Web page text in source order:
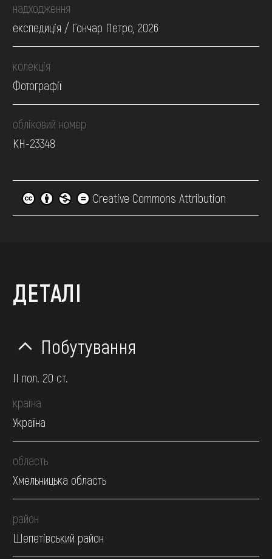
надходження
експедиція / Гончар Петро, 2026
колекція
Фотографії
обліковий номер
КН-23348
Creative Commons Attribution
ДЕТАЛІ
Побутування
II пол. 20 ст.
країна
Україна
область
Хмельницька область
район
Шепетівський район